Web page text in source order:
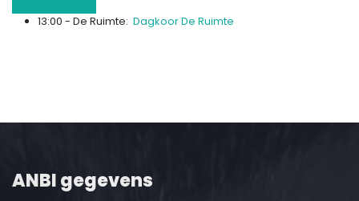
13:00 - De Ruimte: Dagkoor De Ruimte
ANBI gegevens